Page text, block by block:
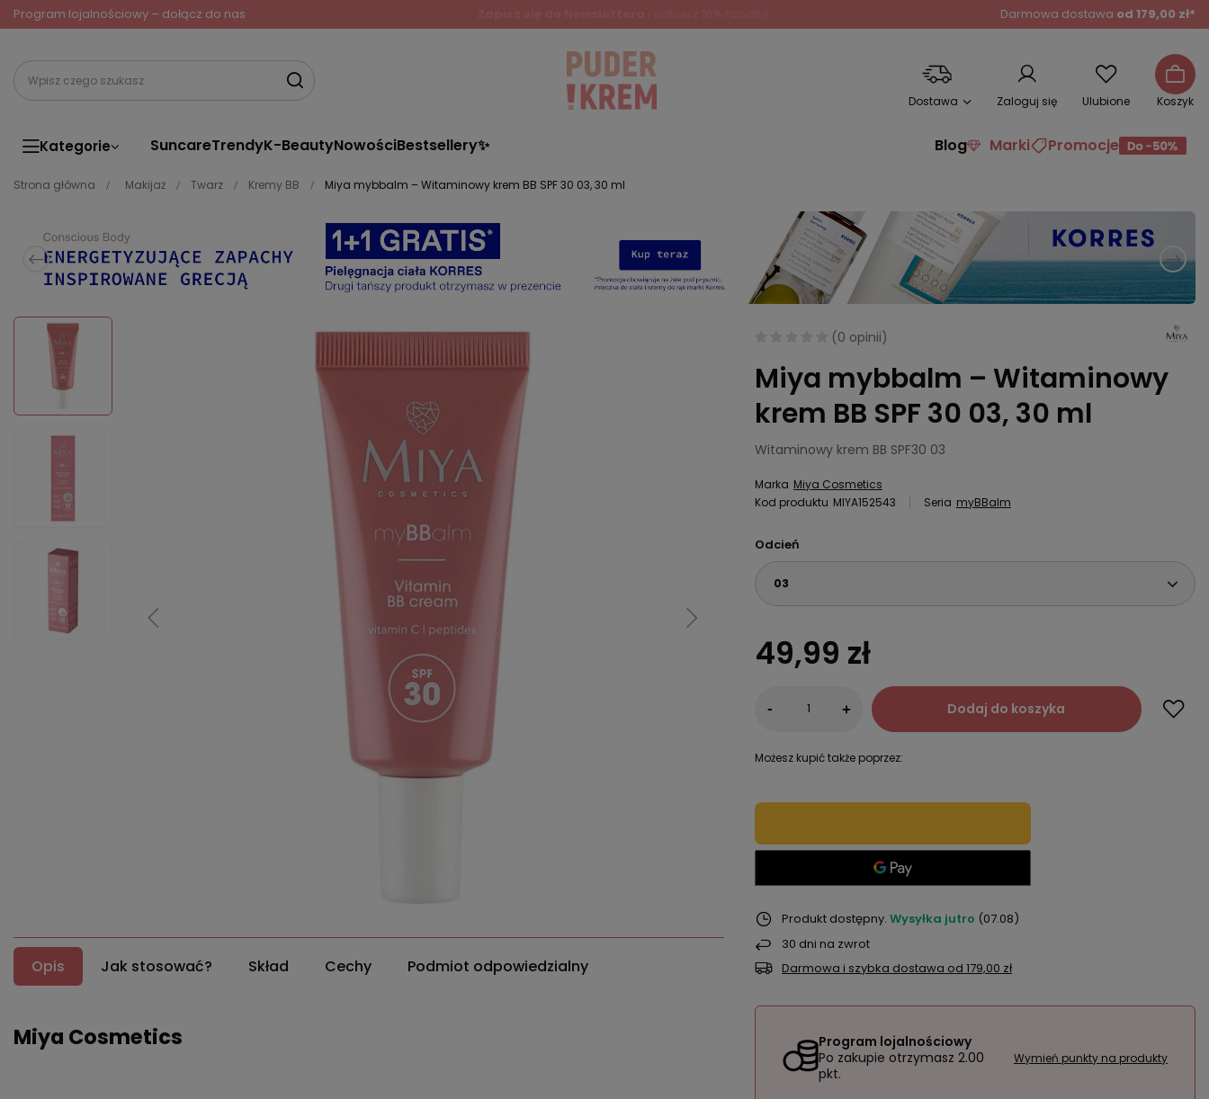
Program lojalnościowy – dołącz do nas Darmowa dostawa od 179,00 zł*
Dostawa Zaloguj się Ulubione Koszyk
Kategorie SuncareTrendyK-BeautyNowościBestsellery✨ Blog Marki Promocje
Strona główna Makijaż Twarz Kremy BB Miya mybbalm – Witaminowy krem BB SPF 30 03, 30 ml
Opis Jak stosować? Skład Cechy Podmiot odpowiedzialny
Miya Cosmetics
(0 opinii)
Miya mybbalm – Witaminowy
krem BB SPF 30 03, 30 ml
Witaminowy krem BB SPF30 03
Marka Miya Cosmetics
Kod produktu MIYA152543 Seria myBBalm
Odcień
03
49,99 zł
- + Dodaj do koszyka
Możesz kupić także poprzez:
Produkt dostępny Wysyłka jutro (07.08)
30 dni na zwrot
Darmowa i szybka dostawa od 179,00 zł
Program lojalnościowy
Po zakupie otrzymasz 2.00
pkt.
Wymień punkty na produkty